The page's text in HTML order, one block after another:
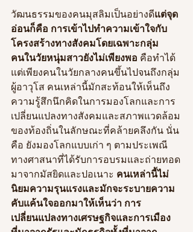
วัฒนธรรมของคนมุสลิมเป็นอย่างดีแต่จุด
อ่อนก็คือ การเข้าไปทำความเข้าใจกับ
โครงสร้างทางสังคมโดยเฉพาะกลุ่ม
คนในวัยหนุ่มสาวยังไม่เพียงพอ คือทำได้
แต่เพียงคนในวัยกลางคนขึ้นไปจนถึงกลุ่ม
ผู้อาวุโส คนเหล่านี้มักสะท้อนให้เห็นถึง
ความรู้สึกนึกคิดในการมองโลกและการ
เปลี่ยนแปลงทางสังคมและสภาพแวดล้อม
ของท้องถิ่นในลักษณะที่คล้ายคลึงกัน นั่น
คือ ยังมองโลกแบบเก่า ๆ ตามประเพณี
ทางศาสนาที่ได้รับการอบรมและถ่ายทอด
มาจากมัสยิดและปอเนาะ คนเหล่านี้ไม่
นิยมความรุนแรงและมักจะระบายความ
คับแค้นใจออกมาให้เห็นว่า การ
เปลี่ยนแปลงทางเศรษฐกิจและการเมือง